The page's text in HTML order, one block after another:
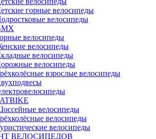
горные велосипеды
велосипеды
велосипеды
велосипеды
велосипеды
велосипеды
взрослые велосипеды
велосипеды
велосипеды
велосипеды
ВЕЛОСИПЕДОВ